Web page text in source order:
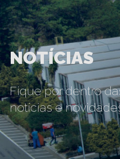
NOTÍCIAS
Fique por dentro
notícias e